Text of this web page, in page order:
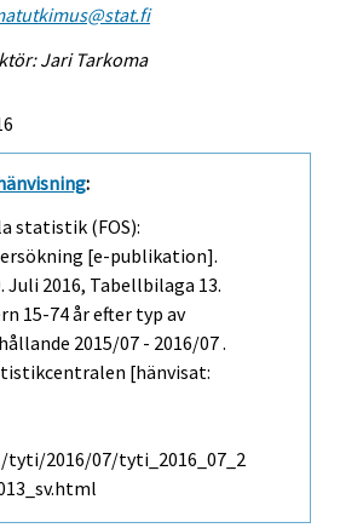
Jari Tarkoma
:
statistik (FOS):
[e-publikation].
Juli 2016, Tabellbilaga 13.
15-74 år efter typ av
2015/07 - 2016/07 .
[hänvisat:
2016/07/tyti_2016_07_2